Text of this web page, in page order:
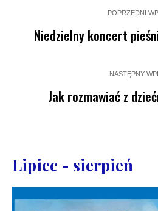
POPRZEDNI
Niedzielny koncert
NASTĘPNY
Jak rozmawiać z
Lipiec - sierpień